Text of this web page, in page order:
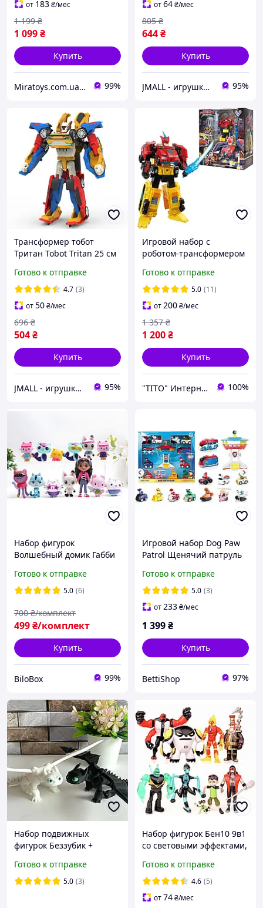
от 183₴/мес
1 099₴
1 199 ₴
Купить
Miratoys.com.ua - МІРАТОЙС 99%
от64₴/мес
644₴
805 ₴
Купить
JMALL - игрушки и товары для детей 95%
Трансформер тобот
Тритан Tobot Tritan 25 см
Готово к отправке
4.7 (3)
от50₴/мес
504₴
696 ₴
Купить
JMALL - игрушки и товары для детей 95%
Игровой набор с
роботом-трансформером
Raptor Tron EU580811
Готово к отправке
5.0 (11)
от200₴/мес
1 200₴
1 357 ₴
Купить
"ТІТО" Интернет-магазин 100%
Набор фигурок
Волшебный домик Габби
Gabby's Dollhouse
Готово к отправке
5.0 (6)
499₴/комплект
700 ₴/комплект
Купить
BiloBox 99%
Игровой набор Dog Paw
Patrol Щенячий патруль
станцией
Готово к отправке
5.0 (3)
от233₴/мес
1 399₴
Купить
BettiShop 97%
Набор подвижных
фигурок Беззубик +
приручить дракона
Готово к отправке
5.0 (3)
Набор фигурок Бен10 9в1
со световыми эффектами,
Готово к отправке
4.6 (5)
от74₴/мес